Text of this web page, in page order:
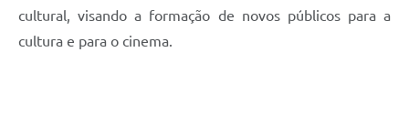
cultural, visando a formação de novos públicos para a
cultura e para o cinema.